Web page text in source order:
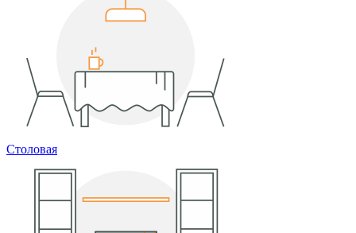
Столовая